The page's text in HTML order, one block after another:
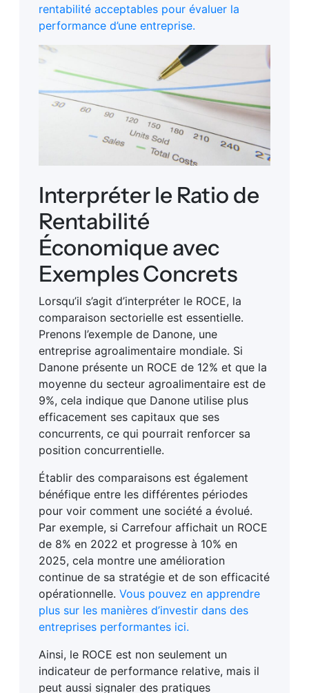
rentabilité acceptables pour évaluer la
performance d’une entreprise.
Interpréter le Ratio de
Rentabilité
Économique avec
Exemples Concrets
Lorsqu’il s’agit d’interpréter le ROCE, la
comparaison sectorielle est essentielle.
Prenons l’exemple de Danone, une
entreprise agroalimentaire mondiale. Si
Danone présente un ROCE de 12% et que la
moyenne du secteur agroalimentaire est de
9%, cela indique que Danone utilise plus
efficacement ses capitaux que ses
concurrents, ce qui pourrait renforcer sa
position concurrentielle.
Établir des comparaisons est également
bénéfique entre les différentes périodes
pour voir comment une société a évolué.
Par exemple, si Carrefour affichait un ROCE
de 8% en 2022 et progresse à 10% en
2025, cela montre une amélioration
continue de sa stratégie et de son efficacité
opérationnelle. Vous pouvez en apprendre
plus sur les manières d’investir dans des
entreprises performantes ici.
Ainsi, le ROCE est non seulement un
indicateur de performance relative, mais il
peut aussi signaler des pratiques